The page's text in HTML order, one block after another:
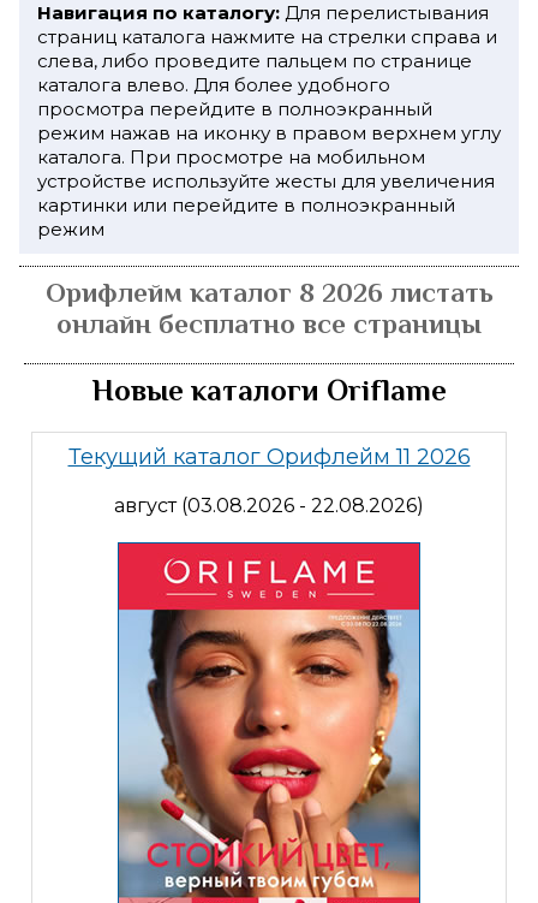
Навигация по каталогу: Для перелистывания
страниц каталога нажмите на стрелки справа и
слева, либо проведите пальцем по странице
каталога влево. Для более удобного
просмотра перейдите в полноэкранный
режим нажав на иконку в правом верхнем углу
каталога. При просмотре на мобильном
устройстве используйте жесты для увеличения
картинки или перейдите в полноэкранный
режим
Орифлейм каталог 8 2026 листать
онлайн бесплатно все страницы
Новые каталоги Oriflame
Текущий каталог Орифлейм 11 2026
август (03.08.2026 - 22.08.2026)